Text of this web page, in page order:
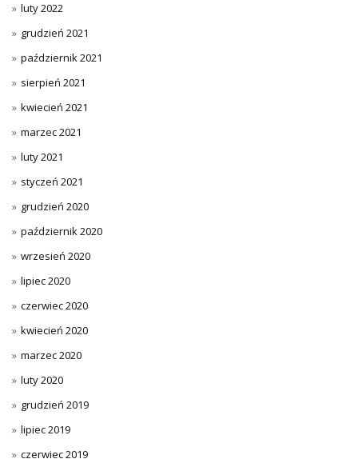
luty 2022
grudzień 2021
październik 2021
sierpień 2021
kwiecień 2021
marzec 2021
luty 2021
styczeń 2021
grudzień 2020
październik 2020
wrzesień 2020
lipiec 2020
czerwiec 2020
kwiecień 2020
marzec 2020
luty 2020
grudzień 2019
lipiec 2019
czerwiec 2019